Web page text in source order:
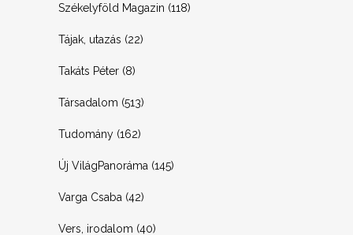
Székelyföld Magazin (118)
Tájak, utazás (22)
Takáts Péter (8)
Társadalom (513)
Tudomány (162)
Új VilágPanoráma (145)
Varga Csaba (42)
Vers, irodalom (40)